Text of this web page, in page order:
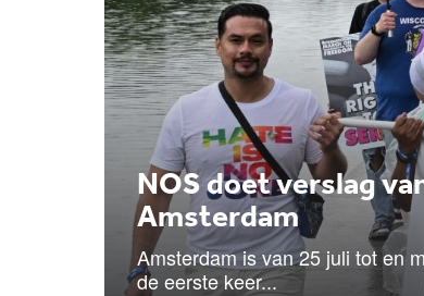
NOS doet verslag
Amsterdam
Amsterdam is van 25 juli tot en
de eerste keer...